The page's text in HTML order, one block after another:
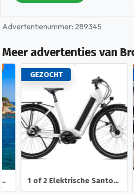
Advertentienummer: 289345
Meer advertenties van
GEZOCHT
1 of 2 Elektrische Santos Fietsen voor Fietsvakanties